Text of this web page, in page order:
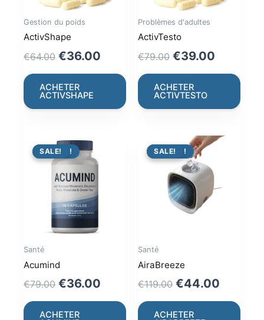
Gestion du poids
ActivShape
€64.00 Original
price
was:
€64.00.
€36.00 Current
price
€36.00.
ACHETER
ACTIVSHAPE
Problèmes d'adultes
ActivTesto
€79.00 Original
price
was:
€79.00.
€39.00
price
€39.00.
ACHETER
ACTIVTESTO
PROMO !
SALE!
Santé
Acumind
€79.00 Original
price
was:
€36.00 Current
price
ACHETER
PROMO !
SALE!
Santé
AiraBreeze
€119.00 Original
price
was:
€44.00
price
ACHETER